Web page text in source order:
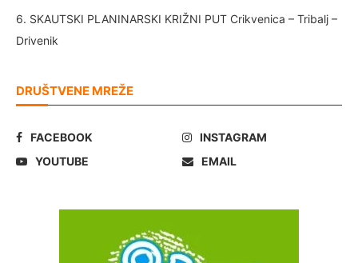
6. SKAUTSKI PLANINARSKI KRIŽNI PUT Crikvenica – Tribalj –
Drivenik
DRUŠTVENE MREŽE
FACEBOOK
INSTAGRAM
YOUTUBE
EMAIL